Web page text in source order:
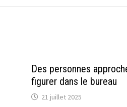
Des personnes
figurer dans le bureau
21 juillet 2025